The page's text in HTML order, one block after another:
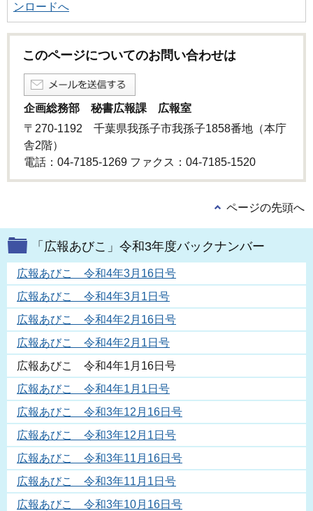
ンロードへ
このページについてのお問い合わせは
企画総務部 秘書広報課 広報室
〒270-1192 千葉県我孫子市我孫子1858番地（本庁
舎2階）
電話：04-7185-1269 ファクス：04-7185-1520
ページの先頭へ
「広報あびこ」令和3年度バックナンバー
広報あびこ 令和4年3月16日号
広報あびこ 令和4年3月1日号
広報あびこ 令和4年2月16日号
広報あびこ 令和4年2月1日号
広報あびこ 令和4年1月16日号
広報あびこ 令和4年1月1日号
広報あびこ 令和3年12月16日号
広報あびこ 令和3年12月1日号
広報あびこ 令和3年11月16日号
広報あびこ 令和3年11月1日号
広報あびこ 令和3年10月16日号